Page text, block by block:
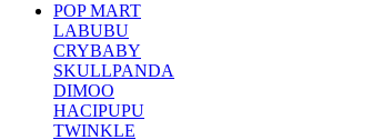
POP MART
LABUBU
CRYBABY
SKULLPANDA
DIMOO
HACIPUPU
TWINKLE